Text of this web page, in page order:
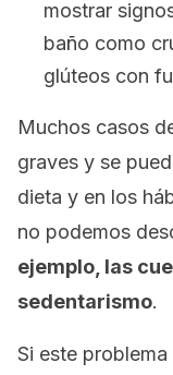
mostrar
baño como
glúteos con
Muchos casos
graves y se
dieta y en los
no podemos
ejemplo, las
sedentarismo.
Si este